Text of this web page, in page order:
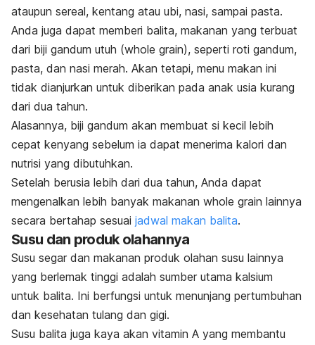
ataupun sereal, kentang atau ubi, nasi, sampai pasta.
Anda juga dapat memberi balita, makanan yang terbuat
dari biji gandum utuh (whole grain), seperti roti gandum,
pasta, dan nasi merah. Akan tetapi, menu makan ini
tidak dianjurkan untuk diberikan pada anak usia kurang
dari dua tahun.
Alasannya, biji gandum akan membuat si kecil lebih
cepat kenyang sebelum ia dapat menerima kalori dan
nutrisi yang dibutuhkan.
Setelah berusia lebih dari dua tahun, Anda dapat
mengenalkan lebih banyak makanan whole grain lainnya
secara bertahap sesuai jadwal makan balita.
Susu dan produk olahannya
Susu segar dan makanan produk olahan susu lainnya
yang berlemak tinggi adalah sumber utama kalsium
untuk balita. Ini berfungsi untuk menunjang pertumbuhan
dan kesehatan tulang dan gigi.
Susu balita juga kaya akan vitamin A yang membantu